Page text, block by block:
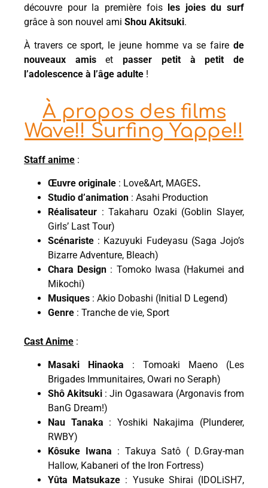
découvre pour la première fois
les joies du surf
grâce à son nouvel ami Shou Akitsuki.
À travers ce sport, le jeune homme va se faire de
nouveaux amisetpasser petit à petit de
l’adolescence à l’âge adulte !
À propos des films
Wave!! Surfing Yappe!!
Staff anime :
Œuvre originale : Love&Art, MAGES.
Studio d’animation : Asahi Production
Réalisateur : Takaharu Ozaki (Goblin Slayer,
Girls’ Last Tour)
Scénariste : Kazuyuki Fudeyasu (Saga Jojo’s
Bizarre Adventure, Bleach)
Chara Design : Tomoko Iwasa (Hakumei and
Mikochi)
Musiques : Akio Dobashi (Initial D Legend)
Genre : Tranche de vie, Sport
Cast Anime :
Masaki Hinaoka : Tomoaki Maeno (Les
Brigades Immunitaires, Owari no Seraph)
Shô Akitsuki : Jin Ogasawara (Argonavis from
BanG Dream!)
Nau Tanaka : Yoshiki Nakajima (Plunderer,
RWBY)
Kôsuke Iwana : Takuya Satô ( D.Gray-man
Hallow, Kabaneri of the Iron Fortress)
Yûta Matsukaze : Yusuke Shirai (IDOLiSH7,